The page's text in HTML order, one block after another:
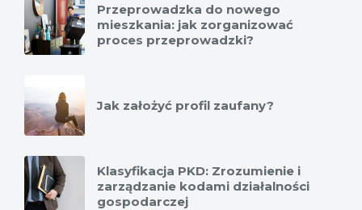
Przeprowadzka do nowego
mieszkania: jak zorganizować
proces przeprowadzki?
Jak założyć profil zaufany?
Klasyfikacja PKD: Zrozumienie i
zarządzanie kodami działalności
gospodarczej